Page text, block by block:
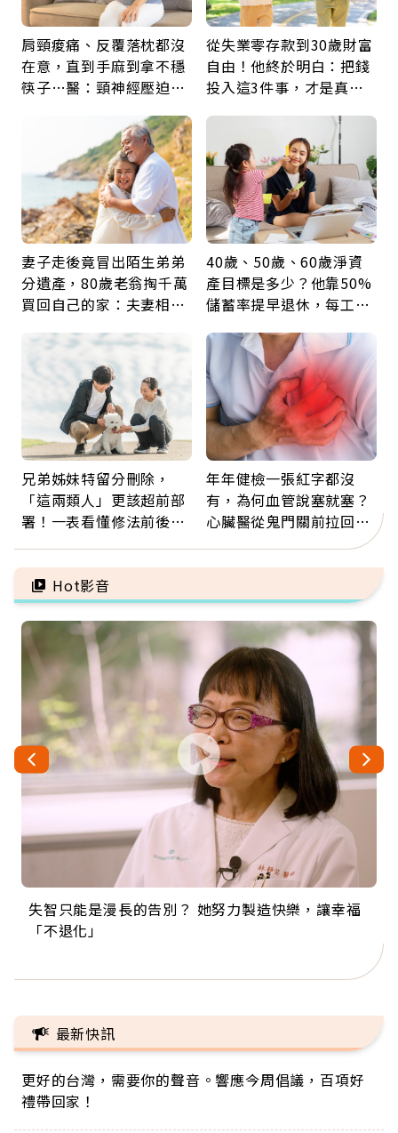
肩頸痠痛、反覆落枕都沒
在意，直到手麻到拿不穩
筷子…醫：頸神經壓迫上
從失業零存款到30歲財富
自由！他終於明白：把錢
投入這3件事，才是真正
妻子走後竟冒出陌生弟弟
分遺產，80歲老翁掏千萬
買回自己的家：夫妻相守
40歲、50歲、60歲淨資
產目標是多少？他靠50%
儲蓄率提早退休，每工作
兄弟姊妹特留分刪除，
「這兩類人」更該超前部
署！一表看懂修法前後差
更多
年年健檢一張紅字都沒
有，為何血管說塞就塞？
心臟醫從鬼門關前拉回病
人：會不會心梗要看對數
字
Hot影音
失智只能是漫長的告別？ 她努力製造快樂，讓幸福
「不退化」
來自剛果的巧克力神父 為台灣奉獻36年 「台灣是我
的家，我連作夢都講台語！」
63歲卸矽谷副總、搬回台灣找快樂！「蛋黃哥小
丑」走進安養院，逗樂上萬爺奶：退休後才開始真
104歲打破金氏世界紀錄 成為全球最年長羽球選
手，分享長壽的秘密原來是「這個」
事業巔峰他選擇追夢…黑手阿伯拉小提琴還登上小
巨蛋！連CNN都大讚！
最新快訊
更好的台灣，需要你的聲音。響應今周倡議，百項好
禮帶回家！